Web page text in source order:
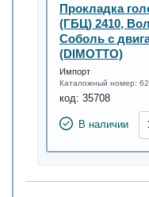
Прокладка
(ГБЦ) 2410,
Соболь с
(DIMOTTO)
Импорт
Каталожный номер:
код: 35708
В наличии